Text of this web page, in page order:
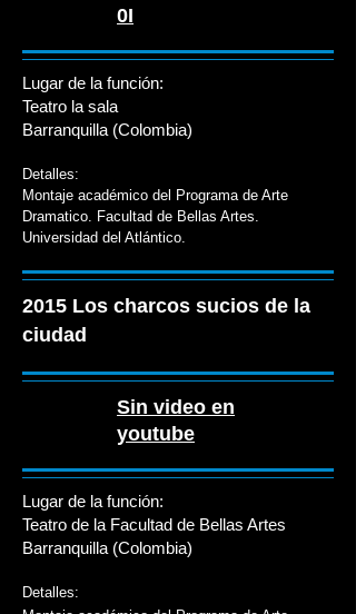
0I
Lugar de la función:
Teatro la sala
Barranquilla (Colombia)
Detalles:
Montaje académico del Programa de Arte
Dramatico. Facultad de Bellas Artes.
Universidad del Atlántico.
2015 Los charcos sucios de la
ciudad
Sin video en
youtube
Lugar de la función:
Teatro de la Facultad de Bellas Artes
Barranquilla (Colombia)
Detalles: